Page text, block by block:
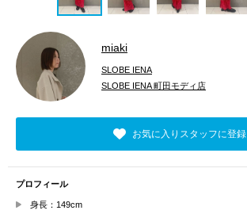
miaki
SLOBE IENA
SLOBE IENA 町田モディ店
お気に入りスタッフに登録
プロフィール
身長：149cm